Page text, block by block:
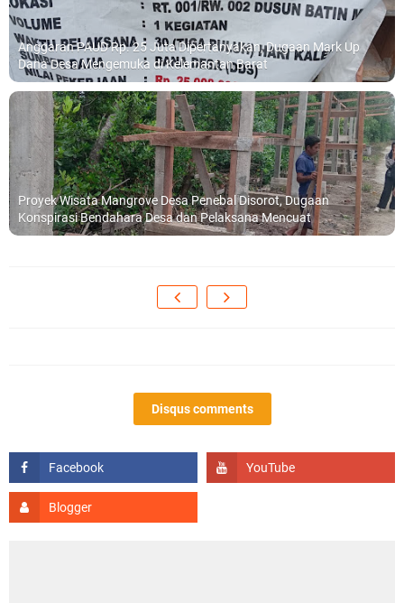
Anggaran PAUD Rp. 25 Juta Dipertanyakan, Dugaan Mark Up
Dana Desa Mengemuka di Kelemantan Barat
Proyek Wisata Mangrove Desa Penebal Disorot, Dugaan
Konspirasi Bendahara Desa dan Pelaksana Mencuat
Disqus comments